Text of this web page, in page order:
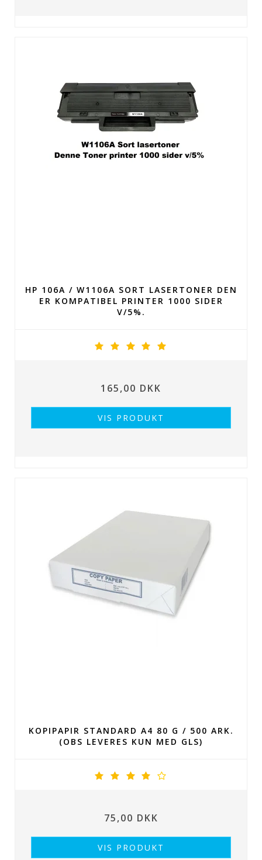
HP 106A / W1106A SORT LASERTONER DEN
ER KOMPATIBEL PRINTER 1000 SIDER
V/5%.
165,00 DKK
VIS PRODUKT
KOPIPAPIR STANDARD A4 80 G / 500 ARK.
(OBS LEVERES KUN MED GLS)
75,00 DKK
VIS PRODUKT